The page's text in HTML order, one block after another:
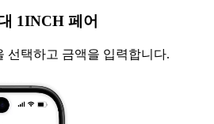
1INCH 페어
선택하고 금액을 입력합니다.